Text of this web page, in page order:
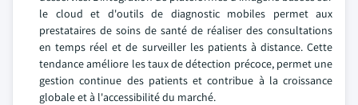
le cloud et d'outils de diagnostic mobiles permet aux
prestataires de soins de santé de réaliser des consultations
en temps réel et de surveiller les patients à distance. Cette
tendance améliore les taux de détection précoce, permet une
gestion continue des patients et contribue à la croissance
globale et à l'accessibilité du marché.